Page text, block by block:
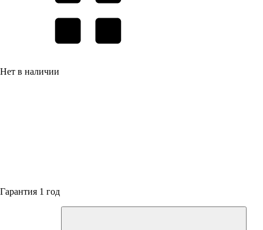
Нет в наличии
Гарантия 1 год